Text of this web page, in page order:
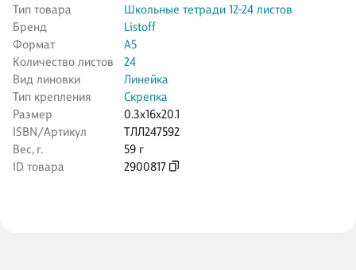
Тип товара
Школьные тетради 12-24 листов
Бренд
Listoff
Формат
А5
Количество листов
24
Вид линовки
Линейка
Тип крепления
Скрепка
Размер
0.3x16x20.1
ISBN/Артикул
ТЛЛ247592
Вес, г.
59 г
ID товара
2900817